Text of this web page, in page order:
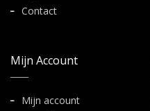
Contact
Mijn Account
Mijn account